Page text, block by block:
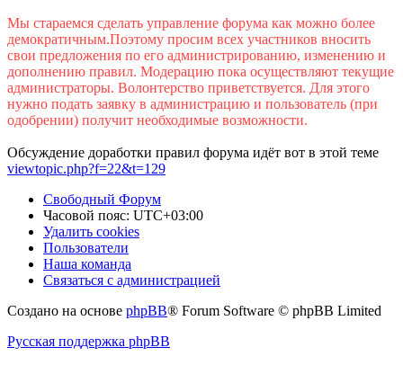
Мы стараемся сделать управление форума как можно более
демократичным.Поэтому просим всех участников вносить
свои предложения по его администрированию, изменению и
дополнению правил. Модерацию пока осуществляют текущие
администраторы. Волонтерство приветствуется. Для этого
нужно подать заявку в администрацию и пользователь (при
одобрении) получит необходимые возможности.
Обсуждение доработки правил форума идёт вот в этой теме
viewtopic.php?f=22&t=129
Свободный Форум
Часовой пояс: UTC+03:00
Удалить cookies
Пользователи
Наша команда
Связаться с администрацией
Создано на основе phpBB® Forum Software © phpBB Limited
Русская поддержка phpBB